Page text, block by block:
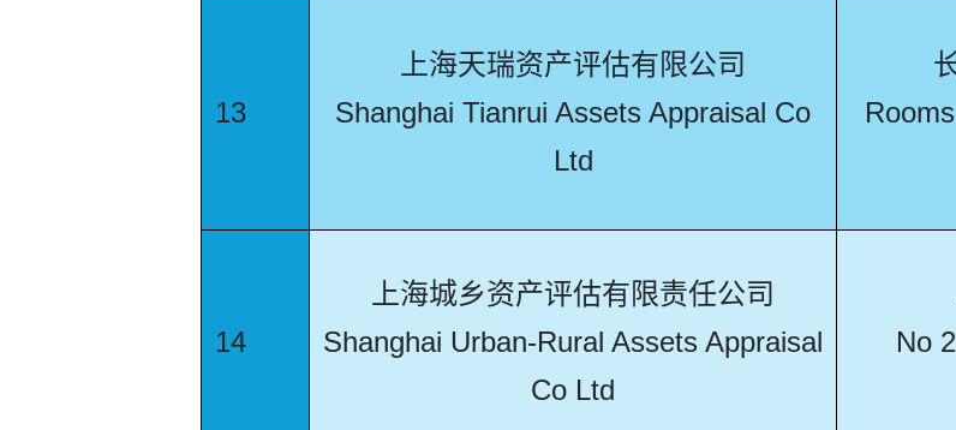
13
上海天瑞资产评估有限公司
Shanghai Tianrui Assets Appraisal Co
Ltd
14
上海城乡资产评估有限责任公司
Shanghai Urban-Rural Assets Appraisal
Co Ltd
No